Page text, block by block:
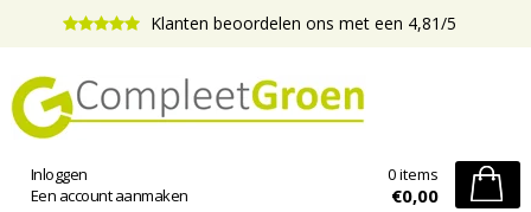
Klanten beoordelen ons met een 4,81/5
Inloggen
Een account aanmaken
0 items
€0,00